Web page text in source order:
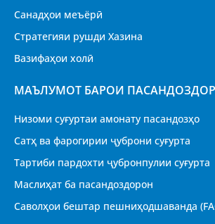
Санадҳои меъёрӣ
Стратегияи рушди Хазина
Вазифаҳои холӣ
МАЪЛУМОТ БАРОИ
Низоми суғуртаи амонату пасандозҳо
Сатҳ ва фарогирии ҷуброни суғурта
Тартиби пардохти ҷубронпулии суғурта
Маслиҳат ба пасандоздорон
Саволҳои бештар пешниҳодшаванда